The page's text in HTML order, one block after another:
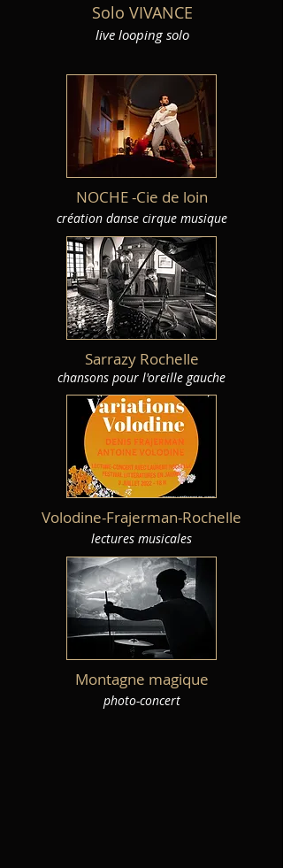
Solo VIVANCE
live looping solo
NOCHE -Cie de loin
création danse cirque musique
Sarrazy Rochelle
chansons pour l'oreille gauche
Volodine-Frajerman-Rochelle
lectures musicales
Montagne magique
photo-concert